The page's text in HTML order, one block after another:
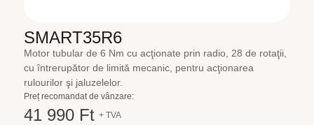
SMART35R6
Motor tubular de 6 Nm cu acţionate prin radio, 28 de rotaţii,
cu întrerupător de limită mecanic, pentru acţionarea
rulourilor şi jaluzelelor.
Preț recomandat de vânzare:
41 990 Ft + TVA